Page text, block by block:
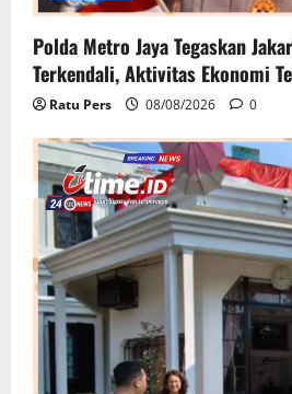
Polda Metro Jaya Tegaskan
Terkendali, Aktivitas Ekonomi
Ratu Pers 08/08/2026 0